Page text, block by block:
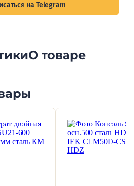
на Telegram
О товаре